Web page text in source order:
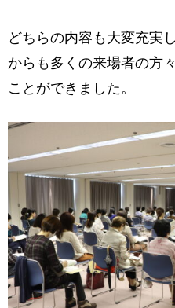
どちらの内容も大変充実
からも多くの来場者の方
ことができました。